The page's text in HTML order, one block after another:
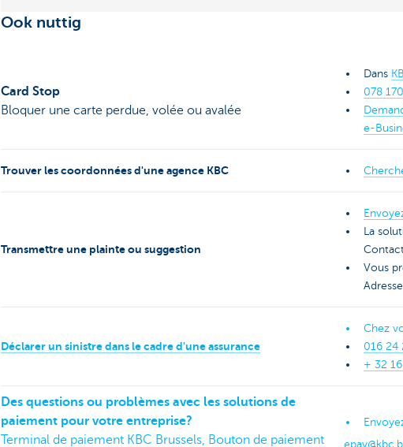
Ook nuttig
Card Stop
Bloquer une carte perdue, volée ou avalée
Dans
078
e-
Trouver les coordonnées d'une agence KBC
Transmettre une plainte ou suggestion
La
Vous
Déclarer un sinistre dans le cadre d'une assurance
Chez
016 24
+ 32
Des questions ou problèmes avec les solutions de
paiement pour votre entreprise?
Terminal de paiement KBC Brussels, Bouton de paiement